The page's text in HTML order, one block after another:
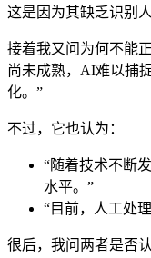
这是因为其缺乏识别
接着我又问为何不能
尚未成熟，AI难以捕
化。”
不过，它也认为：
“随着技术不断
水平。”
“目前，人工处
很后，我问两者是否